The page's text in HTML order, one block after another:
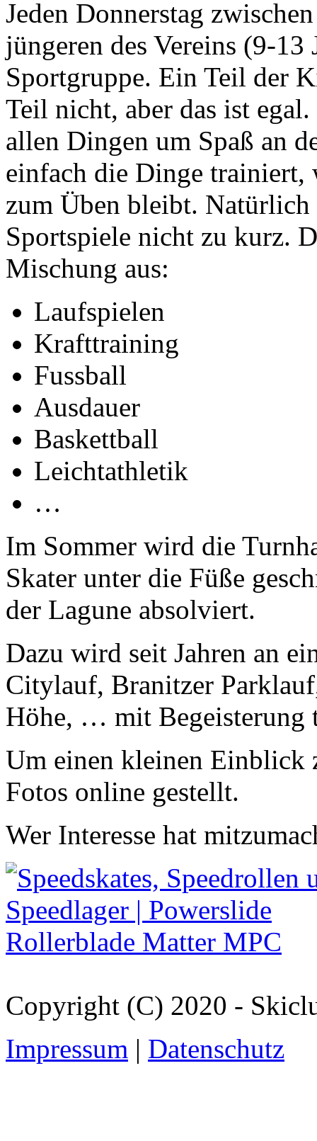
Jeden Donnerstag
jüngeren des Vereins (9-
Sportgruppe. Ein Teil der
Teil nicht, aber das ist
allen Dingen um Spaß an
einfach die Dinge
zum Üben bleibt. Natürlich
Sportspiele nicht zu kurz.
Mischung aus:
Laufspielen
Krafttraining
Fussball
Ausdauer
Baskettball
Leichtathletik
…
Im Sommer wird die
Skater unter die Füße
der Lagune absolviert.
Dazu wird seit Jahren an
Citylauf, Branitzer
Höhe, … mit Begeisterung
Um einen kleinen Einblick
Fotos online gestellt.
Wer Interesse hat
Copyright (C) 2020 -
Impressum | Datenschutz